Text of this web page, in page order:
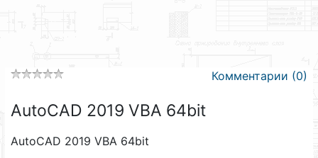
Комментарии (0)
AutoCAD 2019 VBA 64bit
AutoCAD 2019 VBA 64bit